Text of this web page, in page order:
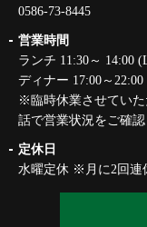
0586-73-8445
営業時間
ランチ 11:30～ 14:00
ディナー 17:00～
※臨時休業させてい
話で営業状況をご確
定休日
水曜定休 ※月に2回連